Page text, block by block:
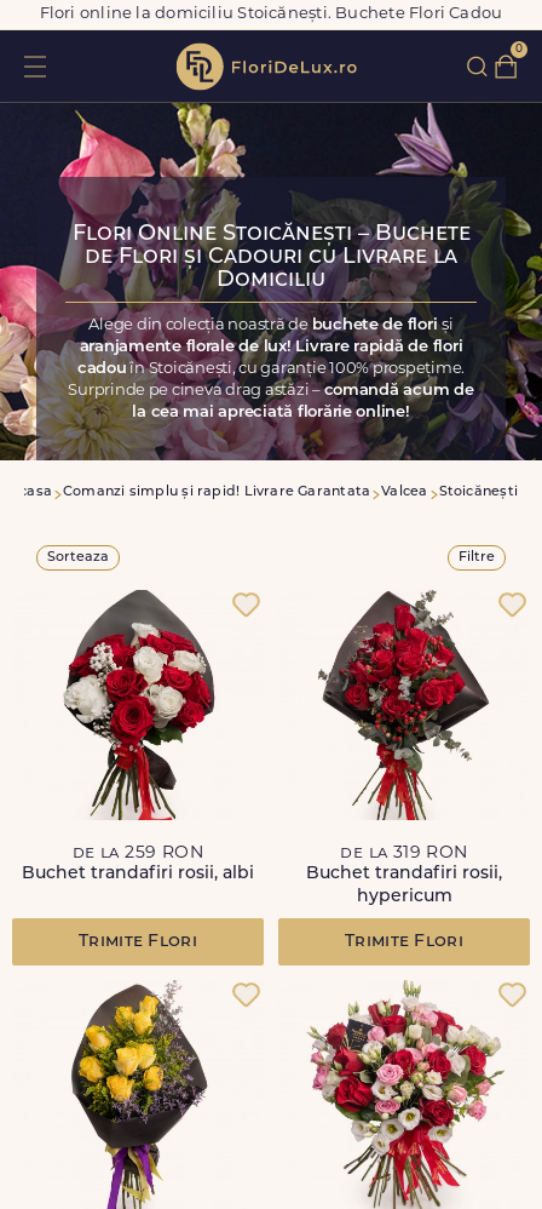
Flori online la domiciliu Stoicănești. Buchete Flori Cadou
0
Flori Online Stoicănești – Buchete
de Flori și Cadouri cu Livrare la
Domiciliu
Alege din colecția noastră de buchete de floriși
aranjamente florale de lux! Livrare rapidă de flori
cadou în Stoicănești, cu garanție 100% prospețime.
Surprinde pe cineva drag astăzi –comandă acum de
la cea mai apreciată florărie online!
Acasa Comanzi simplu și rapid! Livrare Garantata Valcea Stoicănești
Sorteaza Filtre
de la 259 RON
Buchet trandafiri rosii, albi
Trimite Flori
de la 319 RON
Buchet trandafiri rosii,
hypericum
Trimite Flori